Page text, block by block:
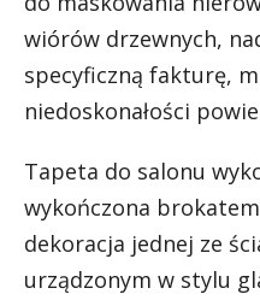
wiórów drzewnych,
specyficzną fakturę,
niedoskonałości
Tapeta do salonu
wykończona
dekoracja jednej ze
urządzonym w stylu